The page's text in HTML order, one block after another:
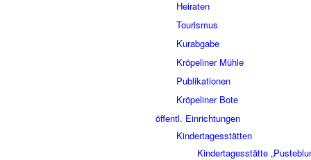
Heiraten
Tourismus
Kurabgabe
Kröpeliner Mühle
Publikationen
Kröpeliner Bote
öffentl. Einrichtungen
Kindertagesstätten
Kindertagesstätte